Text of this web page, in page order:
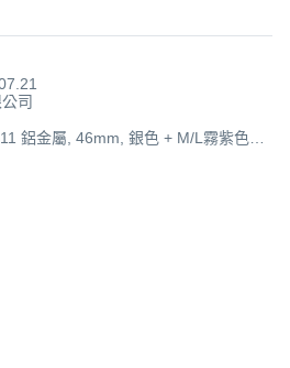
司
鋁金屬, 46mm, 銀色 + M/L霧紫色運